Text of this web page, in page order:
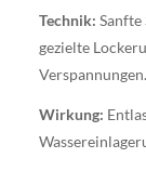
Technik: Sanfte
gezielte
Wirkung: